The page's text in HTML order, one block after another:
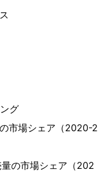
グ
市場シェア（2020-2
の市場シェア（202